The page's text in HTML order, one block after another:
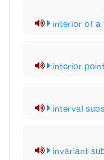
interior of a
interior
interval
invariant